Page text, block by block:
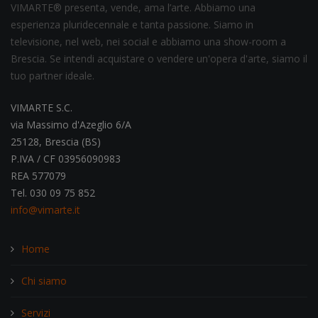
VIMARTE® presenta, vende, ama l’arte. Abbiamo una
esperienza pluridecennale e tanta passione. Siamo in
televisione, nel web, nei social e abbiamo una show-room a
Brescia. Se intendi acquistare o vendere un'opera d'arte, siamo il
tuo partner ideale.
VIMARTE S.C.
via Massimo d'Azeglio 6/A
25128, Brescia (BS)
P.IVA / CF 03956090983
REA 577079
Tel. 030 09 75 852
info@vimarte.it
Home
Chi siamo
Servizi